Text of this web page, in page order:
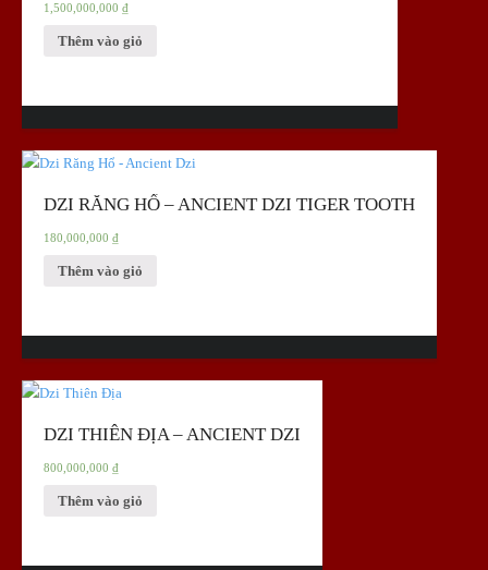
1,500,000,000 ₫
Thêm vào giỏ
DZI RĂNG HỔ – ANCIENT DZI TIGER TOOTH
180,000,000 ₫
Thêm vào giỏ
DZI THIÊN ĐỊA – ANCIENT DZI
800,000,000 ₫
Thêm vào giỏ